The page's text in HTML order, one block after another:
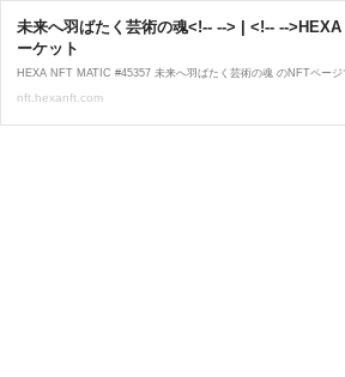
未来へ羽ばたく芸術の魂<!-- --> | <!-- -->HEXA
ーケット
nft.hexanft.com